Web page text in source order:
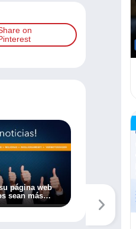
on
página web
sean más